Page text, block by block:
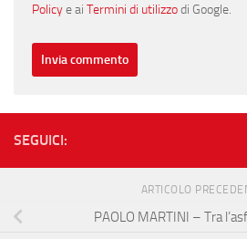
Policye ai Termini di utilizzodi Google.
SEGUICI:
ARTICOLO
PAOLO MARTINI – Tra